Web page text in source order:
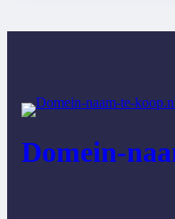
Domein-